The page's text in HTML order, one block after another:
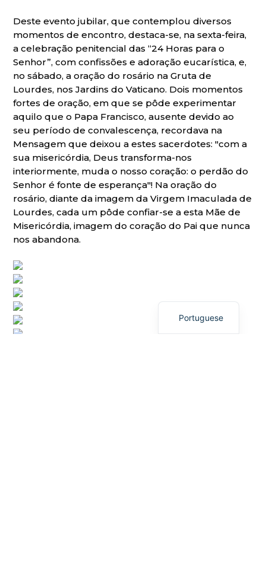
Deste evento jubilar, que contemplou diversos
momentos de encontro, destaca-se, na sexta-feira,
a celebração penitencial das “24 Horas para o
Senhor”, com confissões e adoração eucarística, e,
no sábado, a oração do rosário na Gruta de
Lourdes, nos Jardins do Vaticano. Dois momentos
fortes de oração, em que se pôde experimentar
aquilo que o Papa Francisco, ausente devido ao
seu período de convalescença, recordava na
Mensagem que deixou a estes sacerdotes: "com a
sua misericórdia, Deus transforma-nos
interiormente, muda o nosso coração: o perdão do
Senhor é fonte de esperança"! Na oração do
rosário, diante da imagem da Virgem Imaculada de
Lourdes, cada um pôde confiar-se a esta Mãe de
Misericórdia, imagem do coração do Pai que nunca
nos abandona.
Portuguese